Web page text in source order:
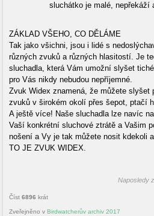
sluchátko je malé, nepřekáží
ZÁKLAD VŠEHO, CO DĚLÁME
Tak jako všichni, jsou i lidé s
různých zvuků a různých hlasitostí. Je
sluchadla, která Vám umožní slyšet
pro Vás nikdy nebudou nepříjemné.
Zvuk Widex znamená, že můžete slyšet
zvuků v širokém okolí přes šepot, ptačí
A ještě více! Naše sluchadla lze navíc
Vaší konkrétní sluchové ztrátě a Vašim
nošení a Vy je tak můžete nosit kdekoli
TO JE ZVUK WIDEX.
Naposledy
Číst 6896 krát
Zveřejněno v Birdwatcherův archiv 2017